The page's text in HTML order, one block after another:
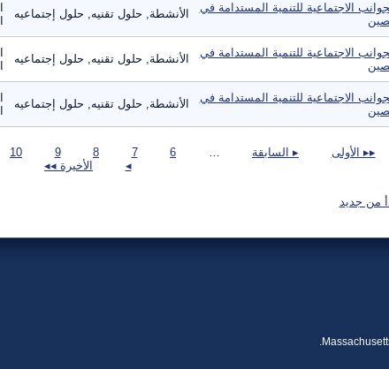
الاجتماعية للتنمية المستدامة في
الأنشطة, حلول تقنيه, حلول إجتماعيه
الاجتماعية للتنمية المستدامة في
الأنشطة, حلول تقنيه, حلول إجتماعيه
الاجتماعية للتنمية المستدامة في
الأنشطة, حلول تقنيه, حلول إجتماعيه
▸▸ الأولى ▸ السابقة 6
7
8
9
10
◂
الأخيرة ◂◂
من جديد